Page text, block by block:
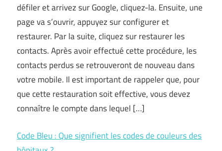
défiler et arrivez sur Google, cliquez-la. Ensuite, une
page va s’ouvrir, appuyez sur configurer et
restaurer. Par la suite, cliquez sur restaurer les
contacts. Après avoir effectué cette procédure, les
contacts perdus se retrouveront de nouveau dans
votre mobile. Il est important de rappeler que, pour
que cette restauration soit effective, vous devez
connaître le compte dans lequel […]
Code Bleu : Que signifient les codes de couleurs des